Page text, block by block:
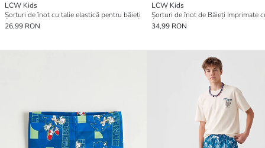
LCW Kids
Șorturi de înot cu talie elastică pentru băieți
26,99 RON
LCW Kids
Șorturi de înot de Băieți Imprimate
34,99 RON